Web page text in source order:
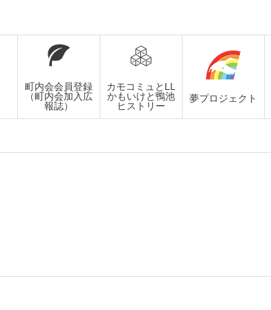
町内会会員登録
（町内会加入広
報誌）
カモコミュとLL
かもいけと鴨池
ヒストリー
夢プロジェクト